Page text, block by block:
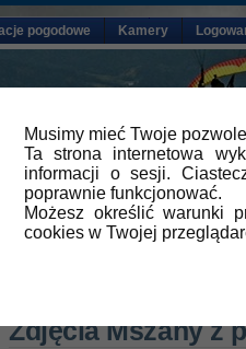
Musimy mieć Twoje
Ta strona internetowa
informacji o sesji.
poprawnie funkcjonować.
Możesz określić warunki
cookies w Twojej
pogodowe Kamery
Zdjęcia Mszany z